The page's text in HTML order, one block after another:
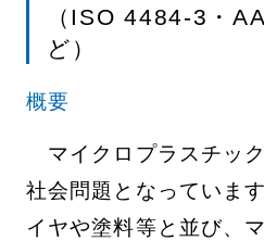
（ISO 4484-3・
ど）
概要
マイクロプラスチッ
社会問題となっていま
イヤや塗料等と並び、